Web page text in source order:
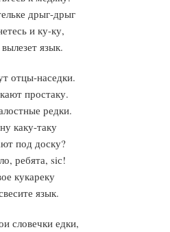
дрыг-дрыг
и ку-ку,
язык.
отцы-наседки.
простаку.
редки.
каку-таку
под доску?
ребята, siс!
кукареку
язык.
словечки едки,